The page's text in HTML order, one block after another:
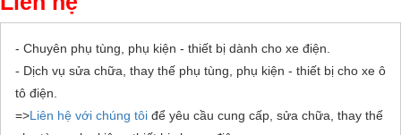
- Chuyên phụ tùng, phụ kiện - thiết bị dành cho xe điện.
- Dịch vụ sửa chữa, thay thế phụ tùng, phụ kiện - thiết bị cho xe ô
tô điện.
=>Liên hệ với chúng tôi để yêu cầu cung cấp, sửa chữa, thay thế